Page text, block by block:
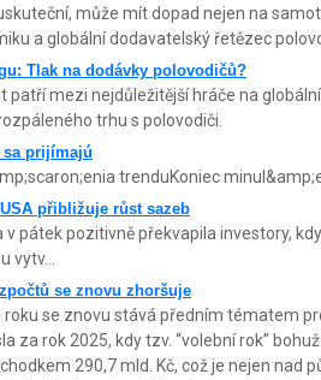
může mít dopad nejen na
a globální dodavatelský řetězec
Tlak na dodávky polovodičů?
patří mezi nejdůležitější hráče na
trhu s polovodiči.
sa prijímajú
trenduKoniec
přibližuje růst sazeb
pátek pozitivně překvapila investory,
vytv...
se znovu zhoršuje
roku se znovu stává předním tématem
za rok 2025, kdy tzv. “volební rok”
290,7 mld. Kč, což je nejen nad